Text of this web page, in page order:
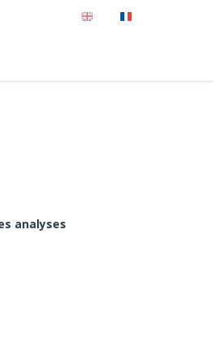
analyses